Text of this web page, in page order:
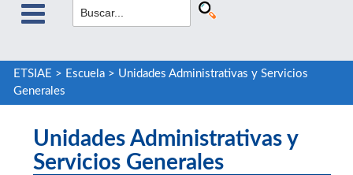
ETSIAE > Escuela> Unidades Administrativas y Servicios
Generales
Unidades Administrativas y
Servicios Generales